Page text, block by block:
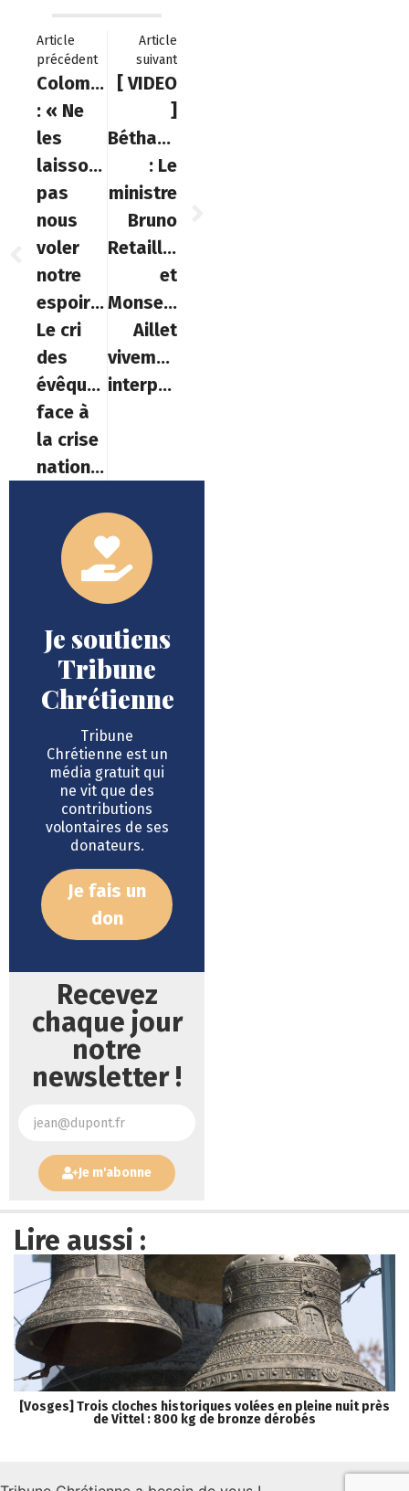
Article
précédent
Colombie
: « Ne
les
laissons
pas
nous
voler
notre
espoir »:
Le cri
des
évêques
face à
la crise
nationale
Article
suivant
[ VIDEO
]
Bétharram
: Le
ministre
Bruno
Retailleau
et
Monseigneur
Aillet
vivement
interpellés
Je soutiens
Tribune
Chrétienne
Tribune
Chrétienne est un
média gratuit qui
ne vit que des
contributions
volontaires de ses
donateurs.
Je fais un
don
Recevez
chaque jour
notre
newsletter !
Je m'abonne
Lire aussi :
[Vosges] Trois cloches historiques volées en pleine nuit près
de Vittel : 800 kg de bronze dérobés